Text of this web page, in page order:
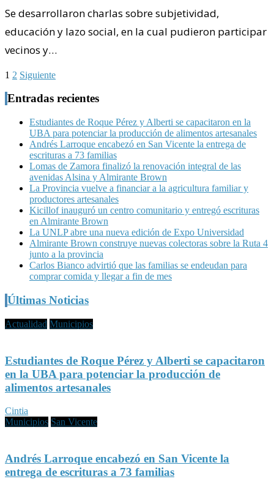
Se desarrollaron charlas sobre subjetividad,
educación y lazo social, en la cual pudieron participar
vecinos y…
Paginación
de
entradas
1 2 Siguiente
Entradas recientes
Estudiantes de Roque Pérez y Alberti se capacitaron en la
UBA para potenciar la producción de alimentos artesanales
Andrés Larroque encabezó en San Vicente la entrega de
escrituras a 73 familias
Lomas de Zamora finalizó la renovación integral de las
avenidas Alsina y Almirante Brown
La Provincia vuelve a financiar a la agricultura familiar y
productores artesanales
Kicillof inauguró un centro comunitario y entregó escrituras
en Almirante Brown
La UNLP abre una nueva edición de Expo Universidad
Almirante Brown construye nuevas colectoras sobre la Ruta 4
junto a la provincia
Carlos Bianco advirtió que las familias se endeudan para
comprar comida y llegar a fin de mes
Últimas Noticias
Actualidad Municipios
Estudiantes de Roque Pérez y Alberti se capacitaron
en la UBA para potenciar la producción de
alimentos artesanales
Cintia
Municipios San Vicente
Andrés Larroque encabezó en San Vicente la
entrega de escrituras a 73 familias